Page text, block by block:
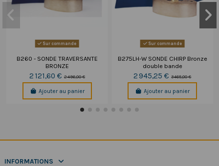
Sur commande
B260 - SONDE TRAVERSANTE
BRONZE
2 121,60 €2 496,00 €
Ajouter au panier
Sur commande
B275LH-W SONDE CHIRP Bronze
double bande
2 945,25 €3 465,00 €
Ajouter au panier
INFORMATIONS